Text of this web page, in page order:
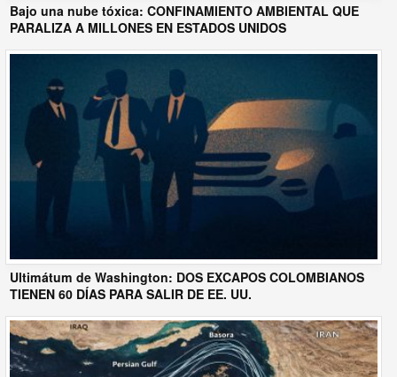
Bajo una nube tóxica: CONFINAMIENTO AMBIENTAL QUE
PARALIZA A MILLONES EN ESTADOS UNIDOS
Ultimátum de Washington: DOS EXCAPOS COLOMBIANOS
TIENEN 60 DÍAS PARA SALIR DE EE. UU.